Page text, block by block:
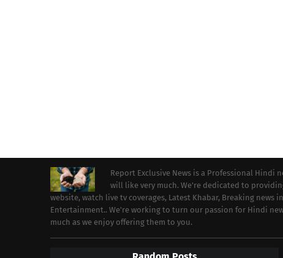
Report Exclusive News is a Professional
will like very much. We're dedicated to
website, watch live tv coverages, Latest Khabar, Breaking news
Entertainment.. We're working to turn our passion for Hindi
much as we enjoy offering them to you.